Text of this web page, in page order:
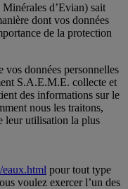
d’Evian) sait
dont vos données
de la protection
données personnelles
S.A.E.M.E. collecte et
des informations sur le
nous les traitons,
leur utilisation la plus
pour tout type
voulez exercer l’un des